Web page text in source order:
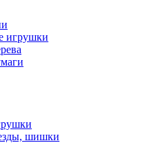
игрушки
шишки